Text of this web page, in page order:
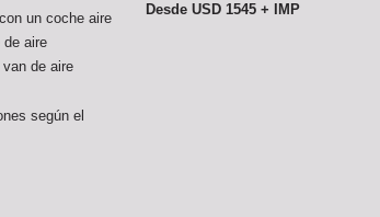
un coche aire
aire
de aire
según el
Desde USD 1545 + IMP